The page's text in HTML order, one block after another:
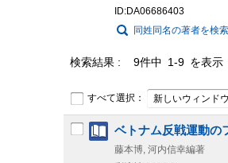
ID:DA06686403
同姓同名の著者を検索
検索結果 9件中 1-9 を表示
すべて選択： 新しいウィンド
ベトナム反戦運動の
藤本博, 河内信幸編著